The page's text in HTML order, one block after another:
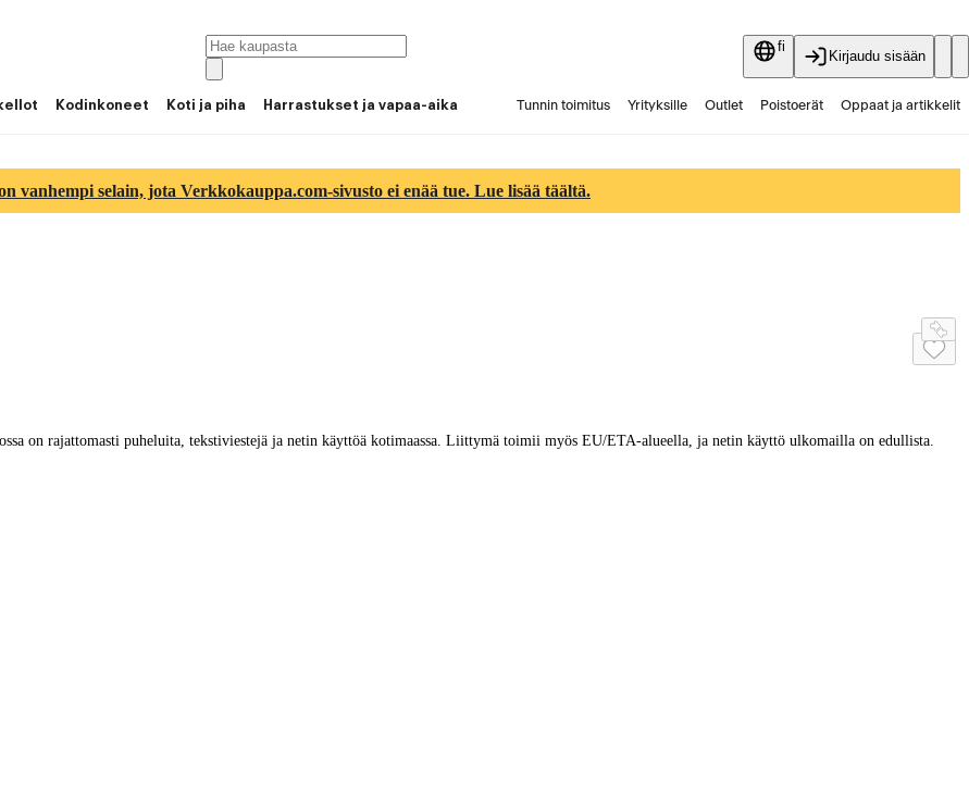
fi
Kirjaudu sisään
Kodinkoneet Koti ja piha Harrastukset ja vapaa-aika Tunnin toimitus Yrityksille Outlet Poistoerät Oppaat ja artikkelit
vanhempi selain, jota Verkkokauppa.com-sivusto ei enää tue. Lue lisää täältä.
on rajattomasti puheluita, tekstiviestejä ja netin käyttöä kotimaassa. Liittymä toimii myös EU/ETA-alueella, ja netin käyttö ulkomailla on edullista.